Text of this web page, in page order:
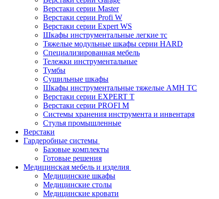
Верстаки серии Master
Верстаки серии Profi W
Верстаки серии Expert WS
Шкафы инструментальные легкие тс
Тяжелые модульные шкафы серии HARD
Cпециализированная мебель
Тележки инструментальные
Тумбы
Cушильные шкафы
Шкафы инструментальные тяжелые AMH TC
Верстаки серии EXPERT T
Верстаки серии PROFI M
Системы хранения инструмента и инвентаря
Стулья промышленные
Верстаки
Гардеробные системы
Базовые комплекты
Готовые решения
Медицинская мебель и изделия
Медицинские шкафы
Медицинские столы
Медицинские кровати